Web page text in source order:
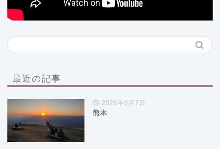
最近の記事
2026年8月7日
熊本